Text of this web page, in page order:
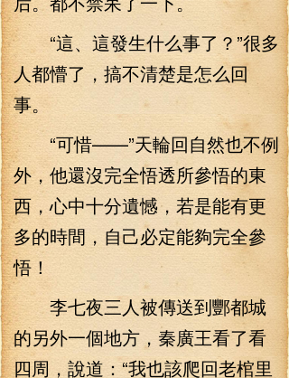
“這、這發生什么事了？”很多
人都懵了，搞不清楚是怎么回
事。
“可惜——”天輪回自然也不例
外，他還沒完全悟透所參悟的東
西，心中十分遺憾，若是能有更
多的時間，自己必定能夠完全參
悟！
李七夜三人被傳送到酆都城
的另外一個地方，秦廣王看了看
四周，說道：“我也該爬回老棺里